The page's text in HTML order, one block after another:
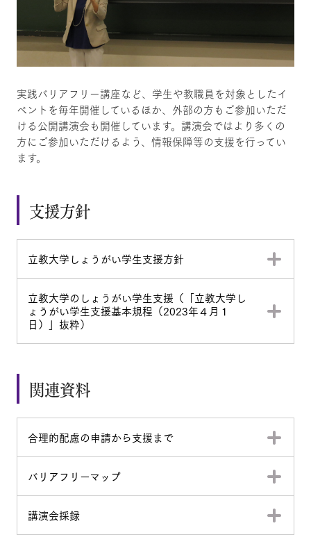
実践バリアフリー講座など、学生や教職員を対象としたイ
ベントを毎年開催しているほか、外部の方もご参加いただ
ける公開講演会も開催しています。講演会ではより多くの
方にご参加いただけるよう、情報保障等の支援を行ってい
ます。
支援方針
立教大学しょうがい学生支援方針
立教大学のしょうがい学生支援（「立教大学し
ょうがい学生支援基本規程（2023年４月１
日）」抜粋）
関連資料
合理的配慮の申請から支援まで
バリアフリーマップ
講演会採録